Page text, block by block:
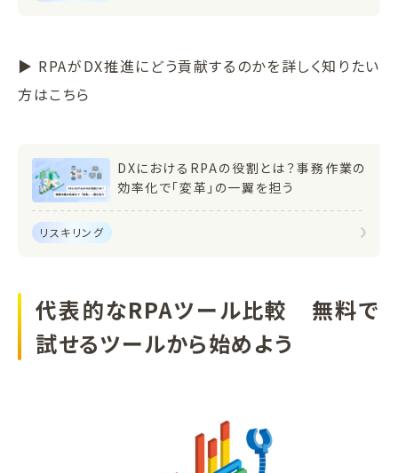
▶ RPAがDX推進にどう貢献するのかを詳しく知りたい
方はこちら
DXにおけるRPAの役割とは？事務作業の
効率化で「変革」の一翼を担う
リスキリング
代表的なRPAツール比較 無料で
試せるツールから始めよう